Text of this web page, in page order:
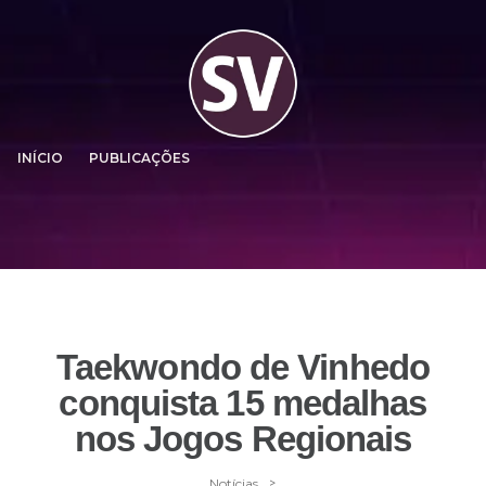
INÍCIO PUBLICAÇÕES
Taekwondo de Vinhedo
conquista 15 medalhas
nos Jogos Regionais
>